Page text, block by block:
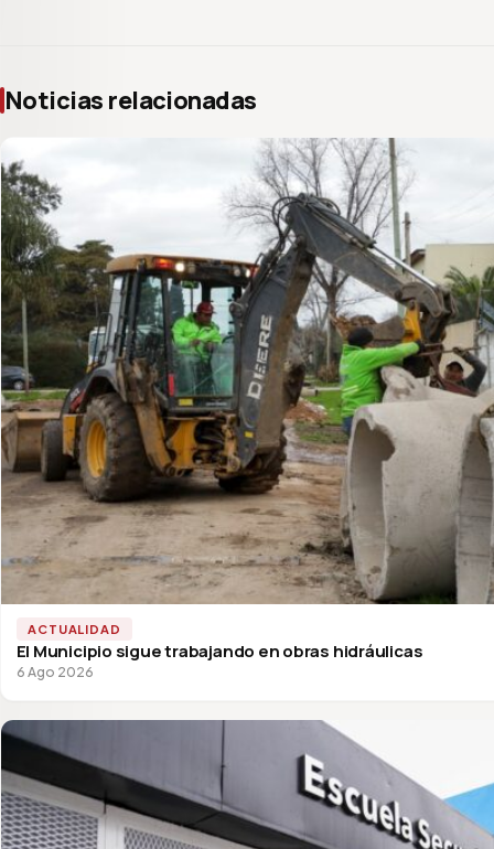
Noticias relacionadas
ACTUALIDAD
El Municipio sigue trabajando en obras hidráulicas
6 Ago 2026